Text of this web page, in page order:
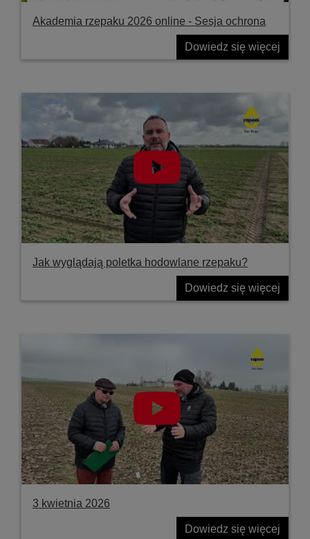
Akademia rzepaku 2026 online - Sesja ochrona
Dowiedz się więcej
Jak wyglądają poletka hodowlane rzepaku?
Dowiedz się więcej
3 kwietnia 2026
Dowiedz się więcej